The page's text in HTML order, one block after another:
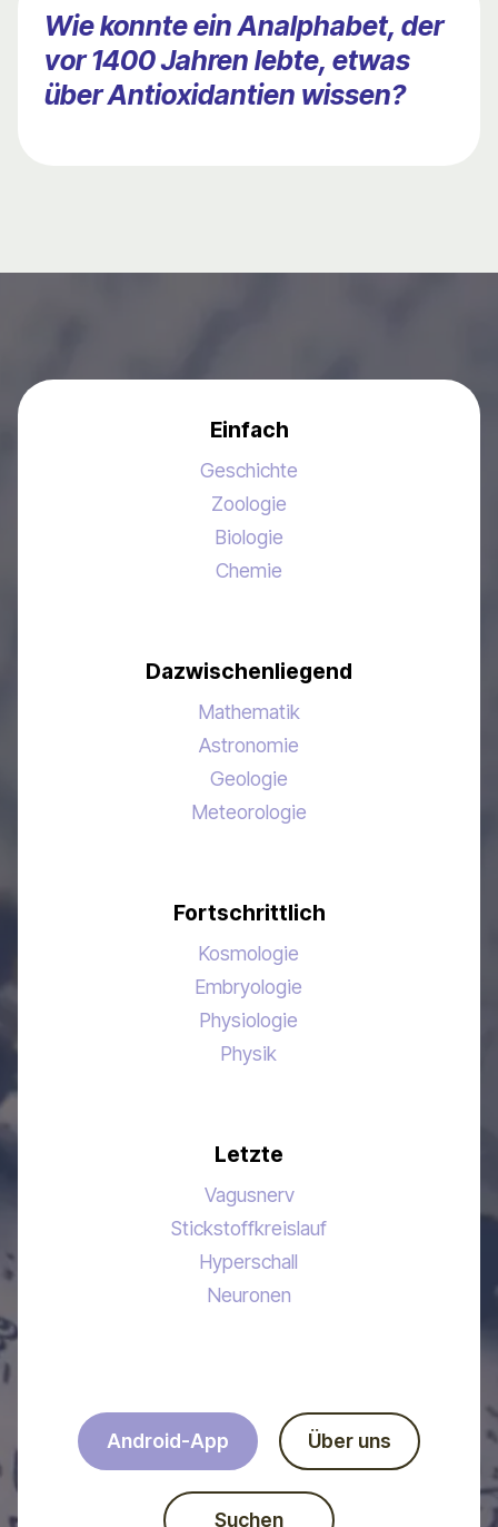
Wie konnte ein Analphabet, der
vor 1400 Jahren lebte, etwas
über Antioxidantien wissen?
Einfach
Geschichte
Zoologie
Biologie
Chemie
Dazwischenliegend
Mathematik
Astronomie
Geologie
Meteorologie
Fortschrittlich
Kosmologie
Embryologie
Physiologie
Physik
Letzte
Vagusnerv
Stickstoffkreislauf
Hyperschall
Neuronen
Android-App Über uns
Suchen